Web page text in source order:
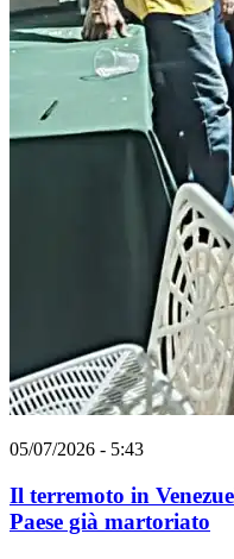
05/07/2026 - 5:43
Il terremoto in
Paese già martoriato